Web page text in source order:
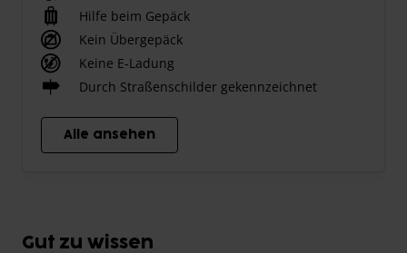
Hilfe beim Gepäck
Kein Übergepäck
Keine E-Ladung
Durch Straßenschilder gekennzeichnet
Alle ansehen
Gut zu wissen